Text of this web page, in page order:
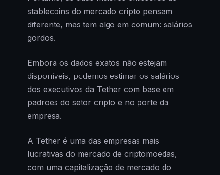
stablecoins do mercado cripto pensam
diferente, mas tem algo em comum: salários
gordos.
Embora os dados exatos não estejam
disponíveis, podemos estimar os salários
dos executivos da Tether com base em
padrões do setor cripto e no porte da
empresa.
A Tether é uma das empresas mais
lucrativas do mercado de criptomoedas,
com uma capitalização de mercado do